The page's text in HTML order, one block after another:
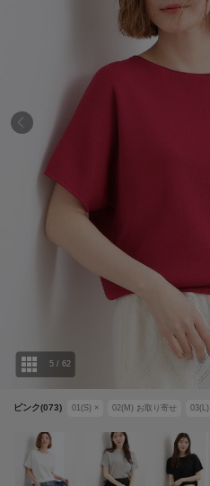
ピンク(073) 01(S) × 02(M) お取り寄せ 03(L)
5 / 62